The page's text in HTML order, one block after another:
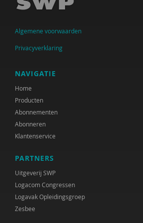
Arwen Hoogenbosch
Jos van der Horst
Verwey-Jonker Instituut
Ministeries van Justitie en
Paul Kop
Christa Nieuwboer
Rianne van der Aa
Joline Verloove
Susan de Vries
Algemene voorwaarden
Privacyverklaring
NAVIGATIE
Home
Producten
Abonnementen
Abonneren
Klantenservice
PARTNERS
Uitgeverij SWP
Logacom Congressen
Logavak Opleidingsgroep
Zesbee